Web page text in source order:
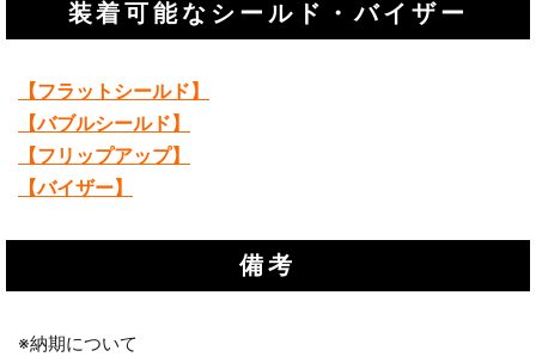
装着可能なシールド・バイザー
【フラットシールド】
【バブルシールド】
【フリップアップ】
【バイザー】
備考
※納期について